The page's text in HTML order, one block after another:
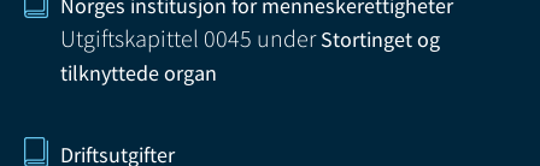
Utgiftskapittel 0045 underStortinget og
tilknyttede organ
Driftsutgifter